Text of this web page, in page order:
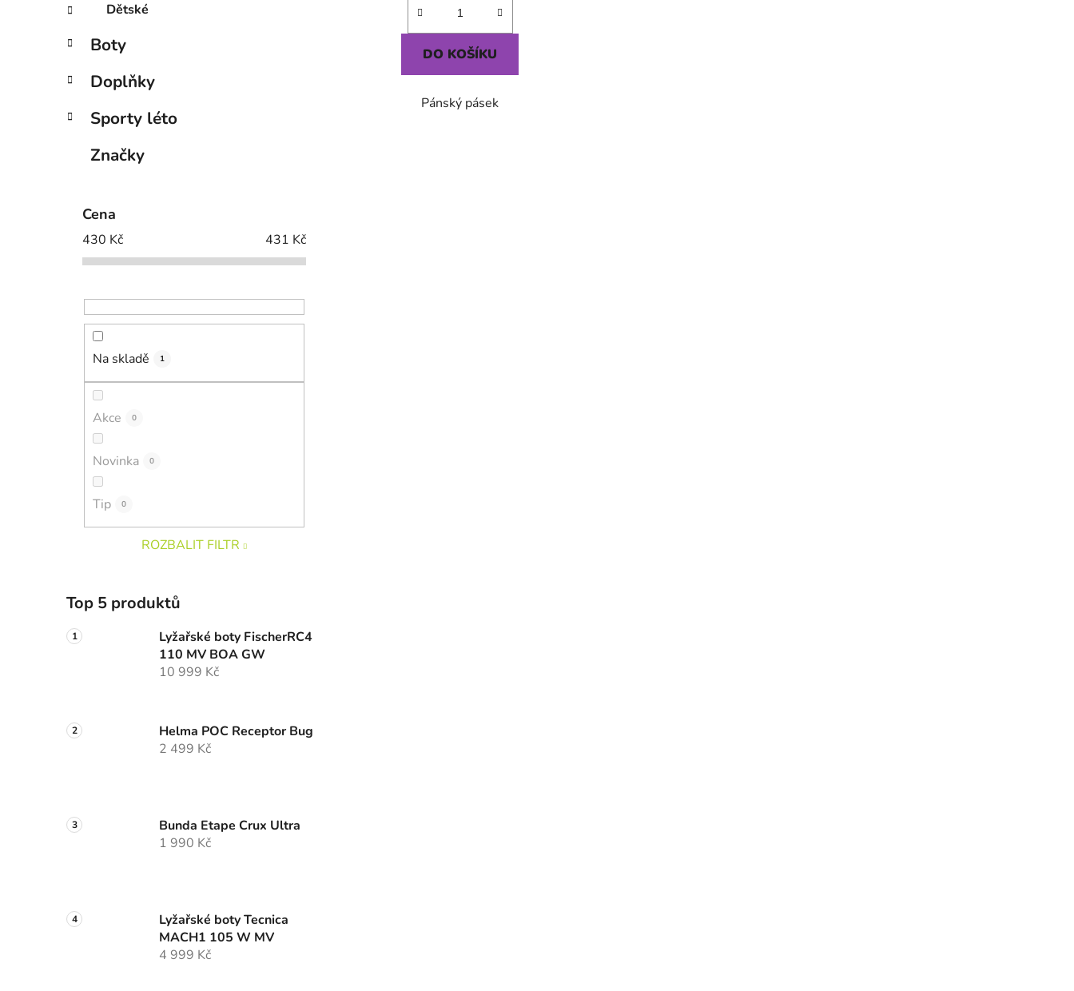
Dětské
Boty
Doplňky
Sporty léto
Značky
Cena
430 Kč 431 Kč
Na skladě 1
Akce 0
Novinka 0
Tip 0
ROZBALIT FILTR
Top 5 produktů
Lyžařské boty FischerRC4
110 MV BOA GW
10 999 Kč
Helma POC Receptor Bug
2 499 Kč
Bunda Etape Crux Ultra
1 990 Kč
Lyžařské boty Tecnica
MACH1 105 W MV
4 999 Kč
DO KOŠÍKU
Pánský pásek